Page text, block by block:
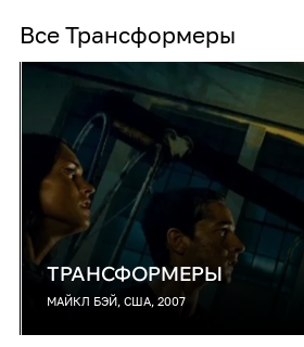
Все Трансформеры
ТРАНСФОРМЕРЫ
МАЙКЛ БЭЙ, США, 2007